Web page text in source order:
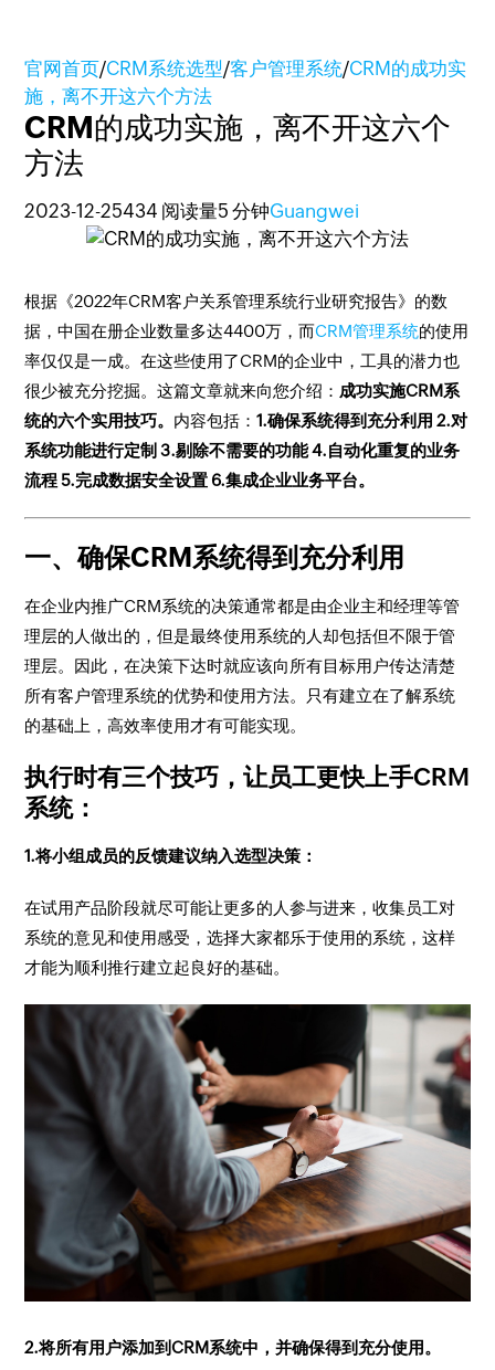
官网首页/CRM系统选型/客户管理系统/CRM的成功实
施，离不开这六个方法
CRM的成功实施，离不开这六个
方法
2023-12-25434 阅读量5 分钟Guangwei
根据《2022年CRM客户关系管理系统行业研究报告》的数
据，中国在册企业数量多达4400万，而CRM管理系统的使用
率仅仅是一成。在这些使用了CRM的企业中，工具的潜力也
很少被充分挖掘。这篇文章就来向您介绍： 成功实施CRM系
统的六个实用技巧。 内容包括：1.确保系统得到充分利用 2.对
系统功能进行定制 3.剔除不需要的功能 4.自动化重复的业务
流程 5.完成数据安全设置 6.集成企业业务平台。
一、确保CRM系统得到充分利用
在企业内推广CRM系统的决策通常都是由企业主和经理等管
理层的人做出的，但是最终使用系统的人却包括但不限于管
理层。因此，在决策下达时就应该向所有目标用户传达清楚
所有客户管理系统的优势和使用方法。只有建立在了解系统
的基础上，高效率使用才有可能实现。
执行时有三个技巧，让员工更快上手CRM
系统：
1.将小组成员的反馈建议纳入选型决策：
在试用产品阶段就尽可能让更多的人参与进来，收集员工对
系统的意见和使用感受，选择大家都乐于使用的系统，这样
才能为顺利推行建立起良好的基础。
2.将所有用户添加到CRM系统中，并确保得到充分使用。